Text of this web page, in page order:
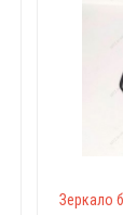
Зеркало